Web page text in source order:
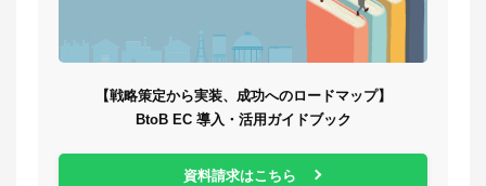
【戦略策定から実装、成功へのロードマップ】
BtoB EC 導入・活用ガイドブック
資料請求はこちら